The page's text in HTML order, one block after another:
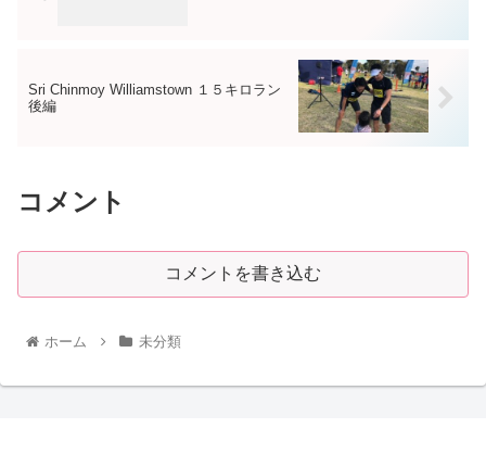
Sri Chinmoy Williamstown １５キロラン
後編
コメント
コメントを書き込む
ホーム 未分類